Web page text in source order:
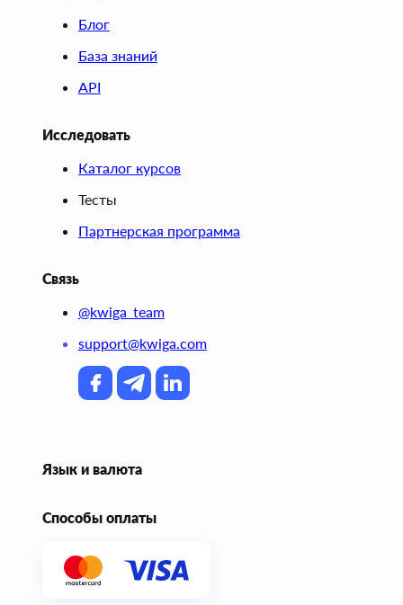
Блог
База знаний
API
Исследовать
Каталог курсов
Тесты
Партнерская программа
Связь
@kwiga_team
support@kwiga.com
Язык и валюта
Способы оплаты